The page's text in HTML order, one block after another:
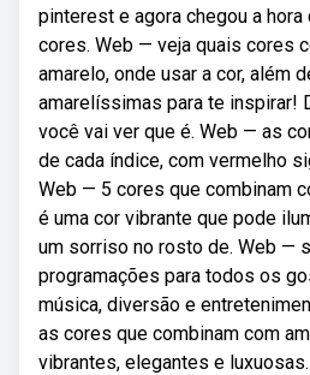
pinterest e agora chegou a
cores. Web — veja quais cores
amarelo, onde usar a cor, além
amarelíssimas para te inspirar!
você vai ver que é. Web — as
de cada índice, com vermelho
Web — 5 cores que combinam
é uma cor vibrante que pode
um sorriso no rosto de. Web —
programações para todos os
música, diversão e
as cores que combinam com
vibrantes, elegantes e